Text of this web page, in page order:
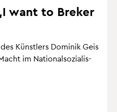
want to Bre­ker
Künst­lers Do­mi­nik Geis
im Na­tio­nal­so­zia­lis­